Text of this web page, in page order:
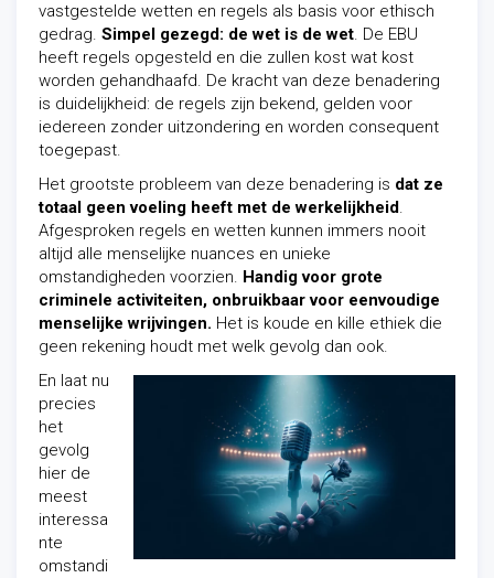
vastgestelde wetten en regels als basis voor ethisch
gedrag. Simpel gezegd: de wet is de wet. De EBU
heeft regels opgesteld en die zullen kost wat kost
worden gehandhaafd. De kracht van deze benadering
is duidelijkheid: de regels zijn bekend, gelden voor
iedereen zonder uitzondering en worden consequent
toegepast.
Het grootste probleem van deze benadering is dat ze
totaal geen voeling heeft met de werkelijkheid.
Afgesproken regels en wetten kunnen immers nooit
altijd alle menselijke nuances en unieke
omstandigheden voorzien. Handig voor grote
criminele activiteiten, onbruikbaar voor eenvoudige
menselijke wrijvingen. Het is koude en kille ethiek die
geen rekening houdt met welk gevolg dan ook.
En laat nu
precies
het
gevolg
hier de
meest
interessa
nte
omstandi